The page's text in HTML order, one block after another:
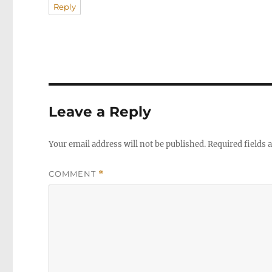
Reply
Leave a Reply
Your email address will not be published.Required fields
COMMENT *